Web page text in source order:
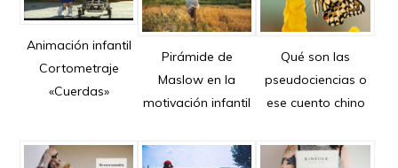
Animación infantil
Cortometraje
«Cuerdas»
Pirámide de
Maslow en la
motivación infantil
Qué son las
pseudociencias o
ese cuento chino